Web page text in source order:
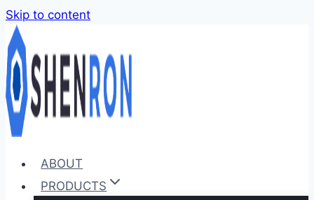
Skip to content
ABOUT
PRODUCTS